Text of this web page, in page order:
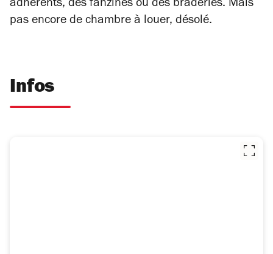
adhérents, des fanzines ou des braderies. Mais
pas encore de chambre à louer, désolé.
Infos